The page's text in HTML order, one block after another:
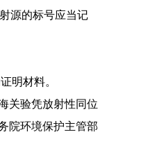
源的标号应当记
明材料。
关验凭放射性同位
院环境保护主管部